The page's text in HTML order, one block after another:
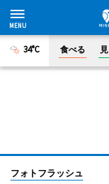
34°C 食べる
フォトフラッシュ